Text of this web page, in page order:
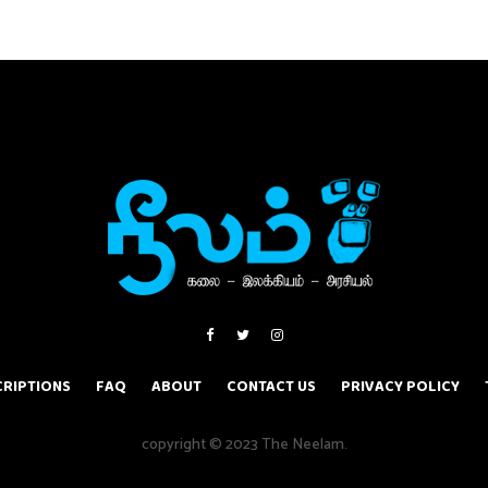
FAQ ABOUT CONTACT US PRIVACY POLICY
copyright © 2023 The Neelam.